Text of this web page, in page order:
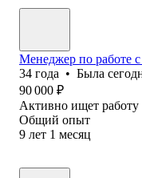
Менеджер по работе
34 года • Была
90 000 ₽
Активно ищет работу
Общий опыт
9 лет 1 месяц